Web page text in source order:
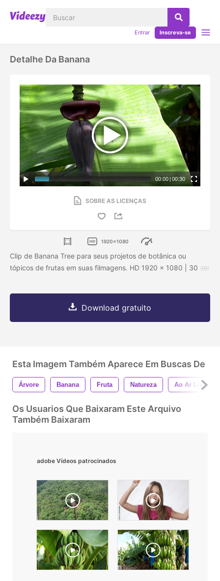
Entrar Inscreva-se
Detalhe Da Banana
00:00 | 00:30
SOBRE AS LICENÇAS
1920x1080
Clip de Banana Tree para seus projetos de botânica ou
tópicos de frutas em suas filmagens. HD 1920 x 1080 | 30
Download gratuito
Esta Imagem Também Aparece Em Buscas De
Árvore Banana Fruta Natureza Ao Ar Livre
Os Usuarios Que Baixaram Este Arquivo
Também Baixaram
adobe Vídeos patrocinados